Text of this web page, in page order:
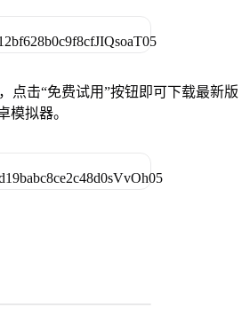
点击“免费试用”按钮即可下载最新版
模拟器。